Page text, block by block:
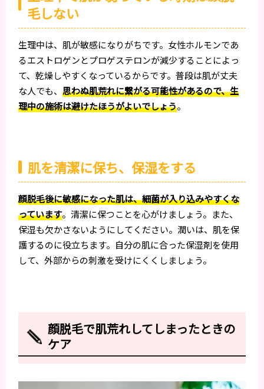
毛しない
生理中は、肌が敏感になりがちです。女性ホルモンであ
るエストロゲンとプロゲステロンが減少することによっ
て、乾燥しやすくなっているからです。普段は肌が丈夫
な人でも、思わぬ肌荒れに繋がる可能性があるので、生
理中の施術は避けたほうがよいでしょう。
肌を清潔に保ち、保湿をする
顔脱毛後に敏感になった肌は、細菌が入り込みやすくな
っています。清潔に保つことを心がけましょう。また、
保湿も欠かさないようにしてください。潤いは、肌を保
護するのに役立ちます。自分の肌に合った保湿剤を使用
して、外部からの刺激を受けにくくしましょう。
顔脱毛で肌荒れしてしまったときの
ケア